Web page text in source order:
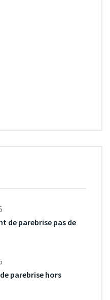
de parebrise pas de
parebrise hors